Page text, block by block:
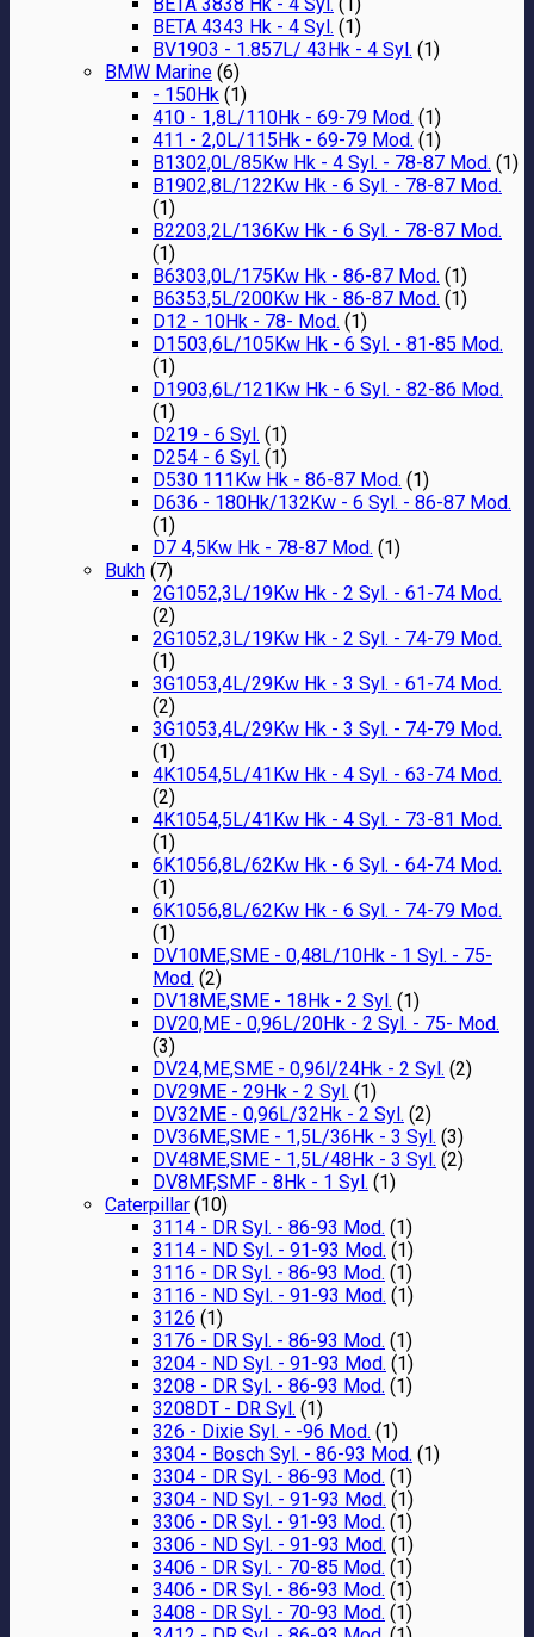
BETA 4343 Hk - 4 Syl. (1)
BV1903 - 1.857L/ 43Hk - 4 Syl. (1)
BMW Marine (6)
- 150Hk (1)
410 - 1,8L/110Hk - 69-79 Mod. (1)
411 - 2,0L/115Hk - 69-79 Mod. (1)
B1302,0L/85Kw Hk - 4 Syl. - 78-87 Mod. (1)
B1902,8L/122Kw Hk - 6 Syl. - 78-87 Mod.
(1)
B2203,2L/136Kw Hk - 6 Syl. - 78-87 Mod.
(1)
B6303,0L/175Kw Hk - 86-87 Mod. (1)
B6353,5L/200Kw Hk - 86-87 Mod. (1)
D12 - 10Hk - 78- Mod. (1)
D1503,6L/105Kw Hk - 6 Syl. - 81-85 Mod.
(1)
D1903,6L/121Kw Hk - 6 Syl. - 82-86 Mod.
(1)
D219 - 6 Syl. (1)
D254 - 6 Syl. (1)
D530 111Kw Hk - 86-87 Mod. (1)
D636 - 180Hk/132Kw - 6 Syl. - 86-87 Mod.
(1)
D7 4,5Kw Hk - 78-87 Mod. (1)
Bukh (7)
2G1052,3L/19Kw Hk - 2 Syl. - 61-74 Mod.
(2)
2G1052,3L/19Kw Hk - 2 Syl. - 74-79 Mod.
(1)
3G1053,4L/29Kw Hk - 3 Syl. - 61-74 Mod.
(2)
3G1053,4L/29Kw Hk - 3 Syl. - 74-79 Mod.
(1)
4K1054,5L/41Kw Hk - 4 Syl. - 63-74 Mod.
(2)
4K1054,5L/41Kw Hk - 4 Syl. - 73-81 Mod.
(1)
6K1056,8L/62Kw Hk - 6 Syl. - 64-74 Mod.
(1)
6K1056,8L/62Kw Hk - 6 Syl. - 74-79 Mod.
(1)
DV10ME,SME - 0,48L/10Hk - 1 Syl. - 75-
Mod. (2)
DV18ME,SME - 18Hk - 2 Syl. (1)
DV20,ME - 0,96L/20Hk - 2 Syl. - 75- Mod.
(3)
DV24,ME,SME - 0,96l/24Hk - 2 Syl. (2)
DV29ME - 29Hk - 2 Syl. (1)
DV32ME - 0,96L/32Hk - 2 Syl. (2)
DV36ME,SME - 1,5L/36Hk - 3 Syl. (3)
DV48ME,SME - 1,5L/48Hk - 3 Syl. (2)
DV8MF,SMF - 8Hk - 1 Syl. (1)
Caterpillar (10)
3114 - DR Syl. - 86-93 Mod. (1)
3114 - ND Syl. - 91-93 Mod. (1)
3116 - DR Syl. - 86-93 Mod. (1)
3116 - ND Syl. - 91-93 Mod. (1)
3126 (1)
3176 - DR Syl. - 86-93 Mod. (1)
3204 - ND Syl. - 91-93 Mod. (1)
3208 - DR Syl. - 86-93 Mod. (1)
3208DT - DR Syl. (1)
326 - Dixie Syl. - -96 Mod. (1)
3304 - Bosch Syl. - 86-93 Mod. (1)
3304 - DR Syl. - 86-93 Mod. (1)
3304 - ND Syl. - 91-93 Mod. (1)
3306 - DR Syl. - 91-93 Mod. (1)
3306 - ND Syl. - 91-93 Mod. (1)
3406 - DR Syl. - 70-85 Mod. (1)
3406 - DR Syl. - 86-93 Mod. (1)
3408 - DR Syl. - 70-93 Mod. (1)